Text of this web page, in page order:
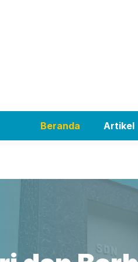
Beranda Artikel